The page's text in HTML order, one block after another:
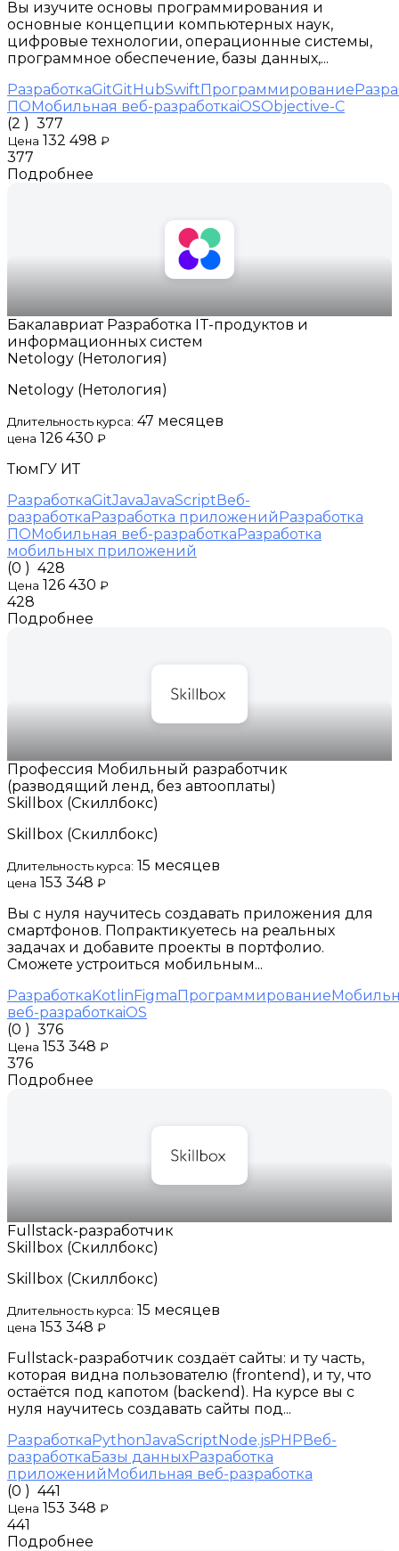
Вы изучите основы программирования и
основные концепции компьютерных наук,
цифровые технологии, операционные системы,
программное обеспечение, базы данных,...
РазработкаGitGitHubSwiftПрограммирование
ПОМобильная веб-разработкаiOSObjective-C
(2 ) 377
Цена 132 498 ₽
377
Подробнее
Бакалавриат Разработка IT-продуктов и
информационных систем
Netology (Нетология)
Netology (Нетология)
Длительность курса: 47 месяцев
цена 126 430 ₽
ТюмГУ ИТ
РазработкаGitJavaJavaScriptВеб-
разработкаРазработка приложенийРазработка
ПОМобильная веб-разработкаРазработка
мобильных приложений
(0 ) 428
Цена 126 430 ₽
428
Подробнее
Профессия Мобильный разработчик
(разводящий ленд, без автооплаты)
Skillbox (Скиллбокс)
Skillbox (Скиллбокс)
Длительность курса: 15 месяцев
цена 153 348 ₽
Вы с нуля научитесь создавать приложения для
смартфонов. Попрактикуетесь на реальных
задачах и добавите проекты в портфолио.
Сможете устроиться мобильным...
РазработкаKotlinFigmaПрограммирование
веб-разработкаiOS
(0 ) 376
Цена 153 348 ₽
376
Подробнее
Fullstack-разработчик
Skillbox (Скиллбокс)
Skillbox (Скиллбокс)
Длительность курса: 15 месяцев
цена 153 348 ₽
Fullstack-разработчик создаёт сайты: и ту часть,
которая видна пользователю (frontend), и ту, что
остаётся под капотом (backend). На курсе вы с
нуля научитесь создавать сайты под...
РазработкаPythonJavaScriptNode.jsPHPВеб-
разработкаБазы данныхРазработка
приложенийМобильная веб-разработка
(0 ) 441
Цена 153 348 ₽
441
Подробнее